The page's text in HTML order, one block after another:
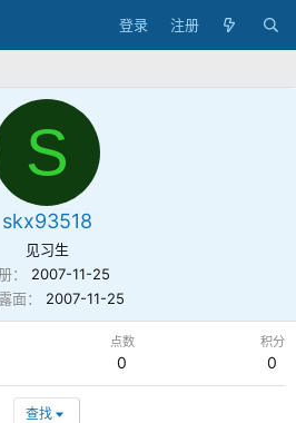
登录 注册
S
skx93518
见习生
2007-11-25
面
2007-11-25
点数
0
积分
0
查找